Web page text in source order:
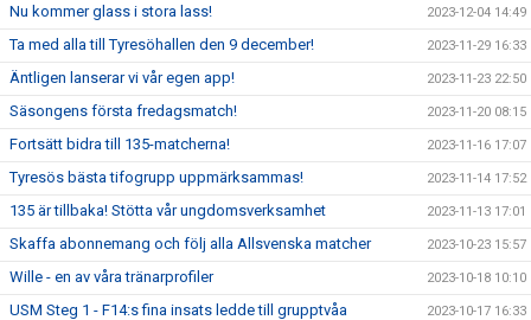
Nu kommer glass i stora lass! 2023-12-04 14:49
Ta med alla till Tyresöhallen den 9 december! 2023-11-29 16:33
Äntligen lanserar vi vår egen app! 2023-11-23 22:50
Säsongens första fredagsmatch! 2023-11-20 08:15
Fortsätt bidra till 135-matcherna! 2023-11-16 17:07
Tyresös bästa tifogrupp uppmärksammas! 2023-11-14 17:52
135 är tillbaka! Stötta vår ungdomsverksamhet 2023-11-13 17:01
Skaffa abonnemang och följ alla Allsvenska matcher 2023-10-23 15:57
Wille - en av våra tränarprofiler 2023-10-18 10:10
USM Steg 1 - F14:s fina insats ledde till grupptvåa 2023-10-17 16:33